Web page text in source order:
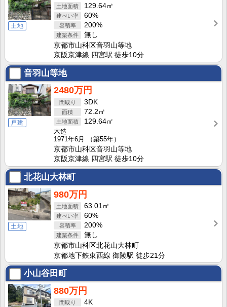
土地
129.64㎡
60%
200%
無し
京都市山科区音羽山等地
京阪京津線 四宮駅 徒歩10分
音羽山等地
戸建
2480万円
3DK
72.2㎡
129.64㎡
木造
1971年6月
（築55年）
京都市山科区音羽山等地
京阪京津線 四宮駅 徒歩10分
北花山大林町
土地
980万円
63.01㎡
60%
200%
無し
京都市山科区北花山大林町
京都地下鉄東西線 御陵駅 徒歩21分
小山谷田町
880万円
4K